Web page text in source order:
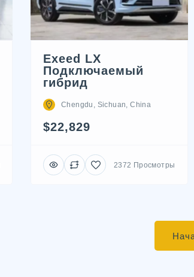
Exeed LX
Подключаемый
гибрид
Chengdu, Sichuan, China
$22,829
2372 Просмотры